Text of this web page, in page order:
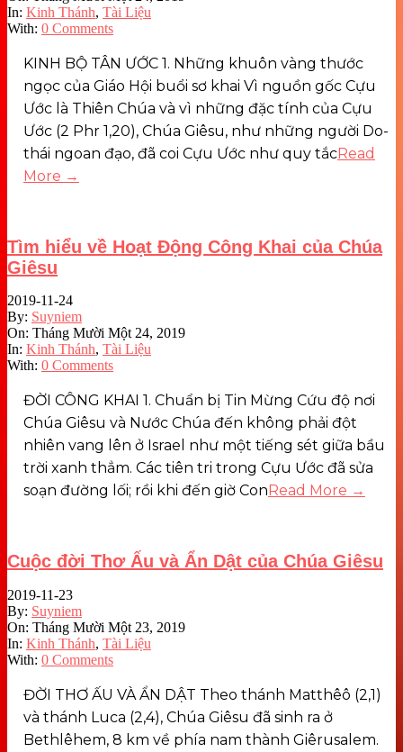
In: Kinh Thánh, Tài Liệu
With: 0 Comments
KINH BỘ TÂN ƯỚC 1. Những khuôn vàng thước
ngọc của Giáo Hội buổi sơ khai Vì nguồn gốc Cựu
Ước là Thiên Chúa và vì những đặc tính của Cựu
Ước (2 Phr 1,20), Chúa Giêsu, như những người Do-
thái ngoan đạo, đã coi Cựu Ước như quy tắcRead
More →
Tìm hiểu về Hoạt Động Công Khai của Chúa
Giêsu
2019-11-24
By: Suyniem
On: Tháng Mười Một 24, 2019
In: Kinh Thánh, Tài Liệu
With: 0 Comments
ĐỜI CÔNG KHAI 1. Chuẩn bị Tin Mừng Cứu độ nơi
Chúa Giêsu và Nước Chúa đến không phải đột
nhiên vang lên ở Israel như một tiếng sét giữa bầu
trời xanh thẳm. Các tiên tri trong Cựu Ước đã sửa
soạn đường lối; rồi khi đến giờ Con Read More →
Cuộc đời Thơ Ấu và Ẩn Dật của Chúa Giêsu
2019-11-23
By: Suyniem
On: Tháng Mười Một 23, 2019
In: Kinh Thánh, Tài Liệu
With: 0 Comments
ĐỜI THƠ ẤU VÀ ẨN DẬT Theo thánh Matthêô (2,1)
và thánh Luca (2,4), Chúa Giêsu đã sinh ra ở
Bethlêhem, 8 km về phía nam thành Giêrusalem.